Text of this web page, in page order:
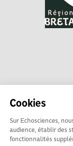
Cookies
Sur Echosciences,
audience, établir des
fonctionnalités
Explorer,
Bretagne est le
sciences et de
Les contenus sont sous
Commerciale - Partage à